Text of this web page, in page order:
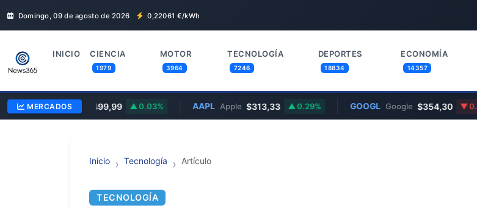
Domingo, 09 de agosto de 2026 0,22061 €/kWh
INICIO CIENCIA
1979
MOTOR
3964
TECNOLOGÍA
7246
DEPORTES
18834
ECONOMÍA
14357
MERCADOS
MSFT Microsoft $499,99 0.03% AAPL Apple $313,33 0.29% GOOGL Google $354,30 0.96%
Inicio Tecnología Artículo
TECNOLOGÍA